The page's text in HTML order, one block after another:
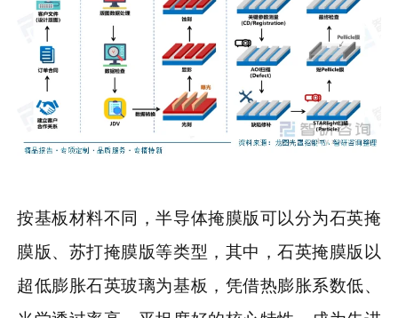
按基板材料不同，半导体掩膜版可以分为石英掩
膜版、苏打掩膜版等类型，其中，石英掩膜版以
超低膨胀石英玻璃为基板，凭借热膨胀系数低、